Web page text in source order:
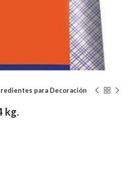
para Decoración
kg.